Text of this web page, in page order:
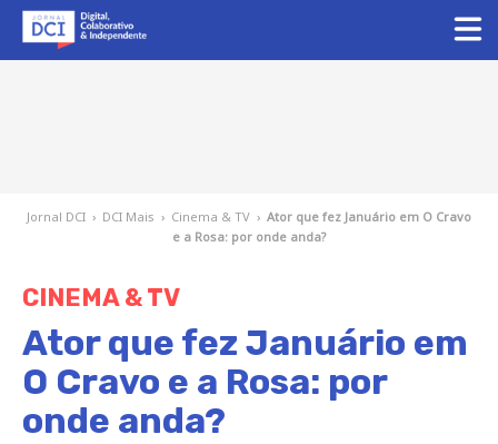
Jornal DCI › DCI Mais › Cinema & TV › Ator que fez Januário em O Cravo
e a Rosa: por onde anda?
CINEMA & TV
Ator que fez Januário em
O Cravo e a Rosa: por
onde anda?